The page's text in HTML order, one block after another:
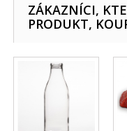
ZÁKAZNÍCI,
PRODUKT,